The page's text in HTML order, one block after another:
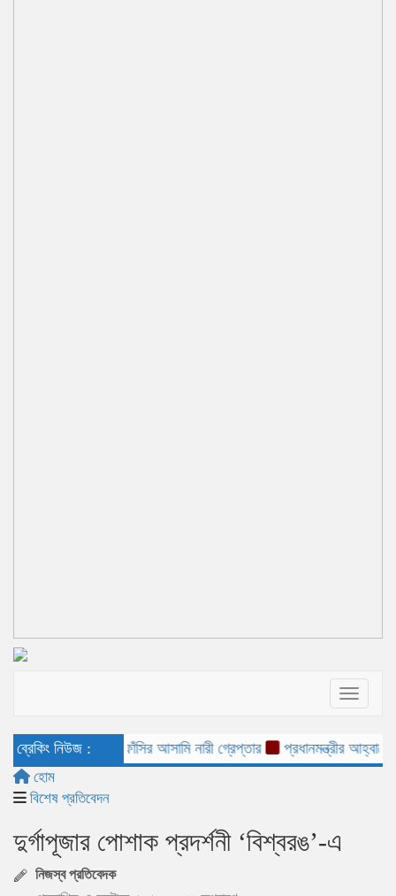
ব্রেকিং নিউজ :
হত্যা মামলার ফাঁসির আসামি নারী গ্রেপ্তার ‎প্রধানমন্ত্রীর আহ্বানে
হোম
বিশেষ প্রতিবেদন
দুর্গাপূজার পোশাক প্রদর্শনী ‘বিশ্বরঙ’-এ
নিজস্ব প্রতিবেদক